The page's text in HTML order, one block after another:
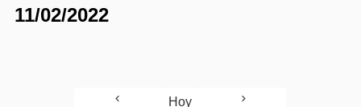
11/02/2022
Hoy